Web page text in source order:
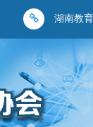
湖南教